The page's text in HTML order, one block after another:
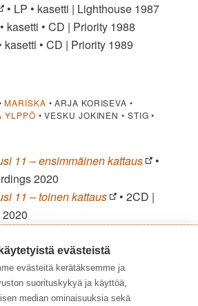
• LP • kasetti | Lighthouse 1987
kasetti • CD | Priority 1988
kasetti • CD | Priority 1989
MARISKA • ARJA KORISEVA •
YLPPÖ • VESKU JOKINEN • STIG •
11 – ensimmäinen kattaus
•
2020
11 – toinen kattaus
• 2CD |
Aku-Tuomas
evästeistä
evästeitä kerätäksemme ja
suorituskykyä ja käyttöä,
median ominaisuuksia sekä